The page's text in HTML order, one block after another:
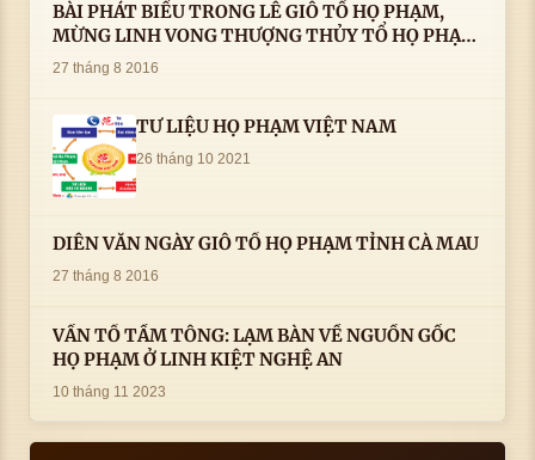
BÀI PHÁT BIỂU TRONG LÊ GIỖ TỔ HỌ PHẠM,
MỪNG LINH VONG THƯỢNG THỦY TỔ HỌ PHẠM
AN VỊ TAI CÀ MAU- ( 22/8/2016) CỦA LS.TS.NV.
27 tháng 8 2016
TƯ LIỆU HỌ PHẠM VIỆT NAM
26 tháng 10 2021
DIỄN VĂN NGÀY GIỖ TỔ HỌ PHẠM TỈNH CÀ MAU
27 tháng 8 2016
VẤN TỔ TẦM TÔNG: LẠM BÀN VỀ NGUỒN GỐC
HỌ PHẠM Ở LINH KIỆT NGHỆ AN
10 tháng 11 2023